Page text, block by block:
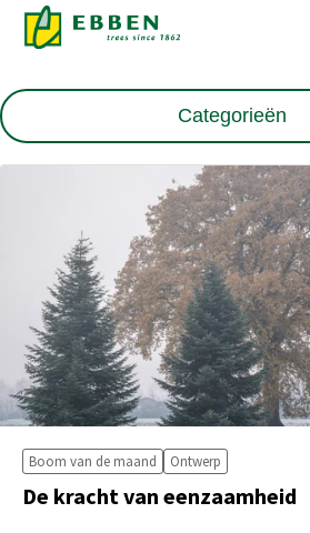
OVER EBBEN
OPLOSSINGEN
ASSORTIMENT
PROJECTEN
KENNISBANK
Harmen Kraai
Categorieën
Boom van de maand
Klimaatadaptatie & Leefomgeving
Nazorg
Ontwerp
Overig
Boom van de maand Ontwerp
De kracht van eenzaamheid